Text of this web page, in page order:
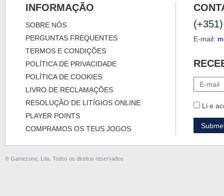
INFORMAÇÃO
SOBRE NÓS
PERGUNTAS FREQUENTES
TERMOS E CONDIÇÕES
POLÍTICA DE PRIVACIDADE
POLÍTICA DE COOKIES
LIVRO DE RECLAMAÇÕES
RESOLUÇÃO DE LITÍGIOS ONLINE
PLAYER POINTS
COMPRAMOS OS TEUS JOGOS
E-mail:
Li e
® Gamezone, Lda. Todos os direitos reservados